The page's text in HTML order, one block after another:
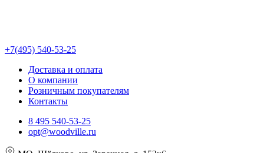
+7(495) 540-53-25
Доставка и оплата
О компании
Розничным покупателям
Контакты
8 495 540-53-25
opt@woodville.ru